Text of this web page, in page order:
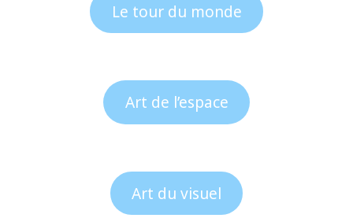
Le tour du monde
Art de l’espace
Art du visuel